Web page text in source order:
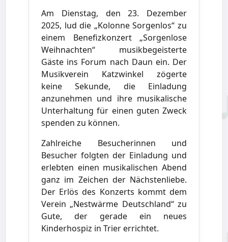
Am Dienstag, den 23. Dezember
2025, lud die „Kolonne Sorgenlos“ zu
einem Benefizkonzert „Sorgenlose
Weihnachten“ musikbegeisterte
Gäste ins Forum nach Daun ein. Der
Musikverein Katzwinkel zögerte
keine Sekunde, die Einladung
anzunehmen und ihre musikalische
Unterhaltung für einen guten Zweck
spenden zu können.
Zahlreiche Besucherinnen und
Besucher folgten der Einladung und
erlebten einen musikalischen Abend
ganz im Zeichen der Nächstenliebe.
Der Erlös des Konzerts kommt dem
Verein „Nestwärme Deutschland“ zu
Gute, der gerade ein neues
Kinderhospiz in Trier errichtet.